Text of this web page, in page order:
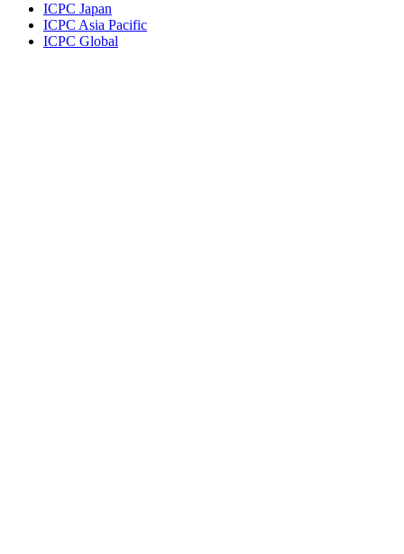
ICPC Japan
ICPC Asia Pacific
ICPC Global